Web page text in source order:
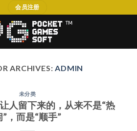
会员注册
ARCHIVES:ADMIN
未分类
人留下来的，从来不是“热
”，而是“顺手”